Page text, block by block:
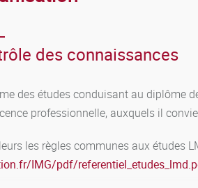
des connaissances
des études conduisant au diplôme
professionnelle, auxquels il
les règles communes aux études
IMG/pdf/